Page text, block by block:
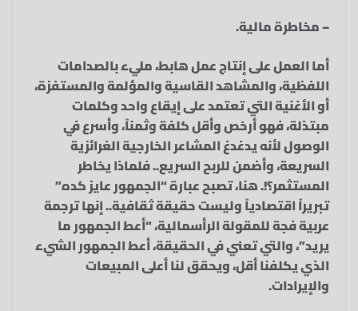
– مخاطرة مالية.
أما العمل على إنتاج عمل هابط، مليء بالصدامات
اللفظية، والمشاهد القاسية والمؤلمة والمستفزة،
أو الأغنية التي تعتمد على إيقاع واحد وكلمات
مبتذلة، فهو أرخص وأقل كلفة وثمناً، وأسرع في
الوصول لأنه يدغدغ المشاعر الخارجية الغرائزية
السريعة، وأضمن للربح السريع.. فلماذا يخاطر
المستثمر؟!. هنا، تصبح عبارة “الجمهور عايز كده”
تبريراً اقتصادياً وليست حقيقة ثقافية.. إنها ترجمة
عربية فجة للمقولة الرأسمالية، “أعط الجمهور ما
يريد”، والتي تعني في الحقيقة، أعط الجمهور الشيء
الذي يكلفنا أقل، ويحقق لنا أعلى المبيعات
والإيرادات.